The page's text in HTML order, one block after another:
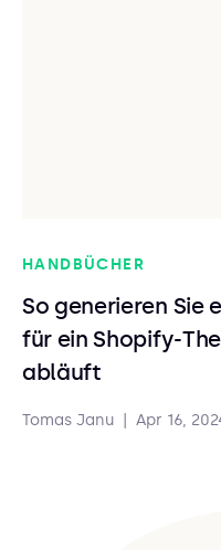
HANDBÜCHER
So generieren Sie
für ein Shopify-
abläuft
Tomas Janu Apr 16,